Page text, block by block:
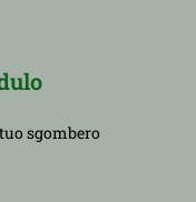
sgombero